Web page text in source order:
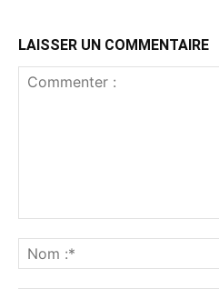
LAISSER UN COMMENTAIRE